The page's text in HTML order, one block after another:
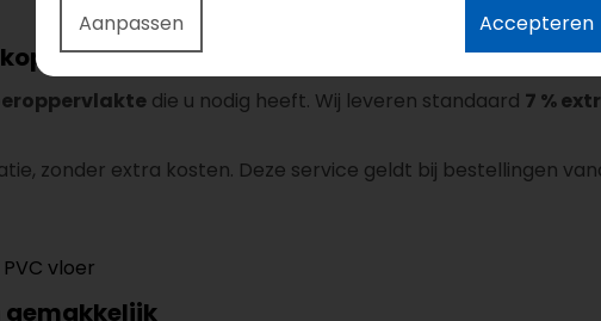
met gratis snijverlies
die u nodig heeft. Wij leveren standaard 7 %
zonder extra kosten. Deze service geldt bij bestellingen
vloer
gemakkelijk
Aanpassen Accepteren